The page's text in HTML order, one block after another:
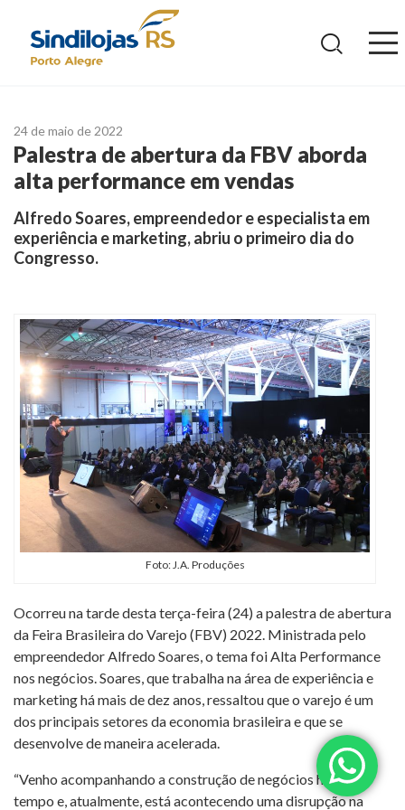
24 de maio de 2022
Palestra de abertura da FBV aborda
alta performance em vendas
Alfredo Soares, empreendedor e especialista em
experiência e marketing, abriu o primeiro dia do
Congresso.
Foto: J.A. Produções
Ocorreu na tarde desta terça-feira (24) a palestra de abertura
da Feira Brasileira do Varejo (FBV) 2022. Ministrada pelo
empreendedor Alfredo Soares, o tema foi Alta Performance
nos negócios. Soares, que trabalha na área de experiência e
marketing há mais de dez anos, ressaltou que o varejo é um
dos principais setores da economia brasileira e que se
desenvolve de maneira acelerada.
“Venho acompanhando a construção de negócios há muito
tempo e, atualmente, está acontecendo uma disrupção na